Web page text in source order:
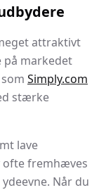
attraktivt
på markedet
Simply.com
stærke
lave
ofte fremhæves
Når du